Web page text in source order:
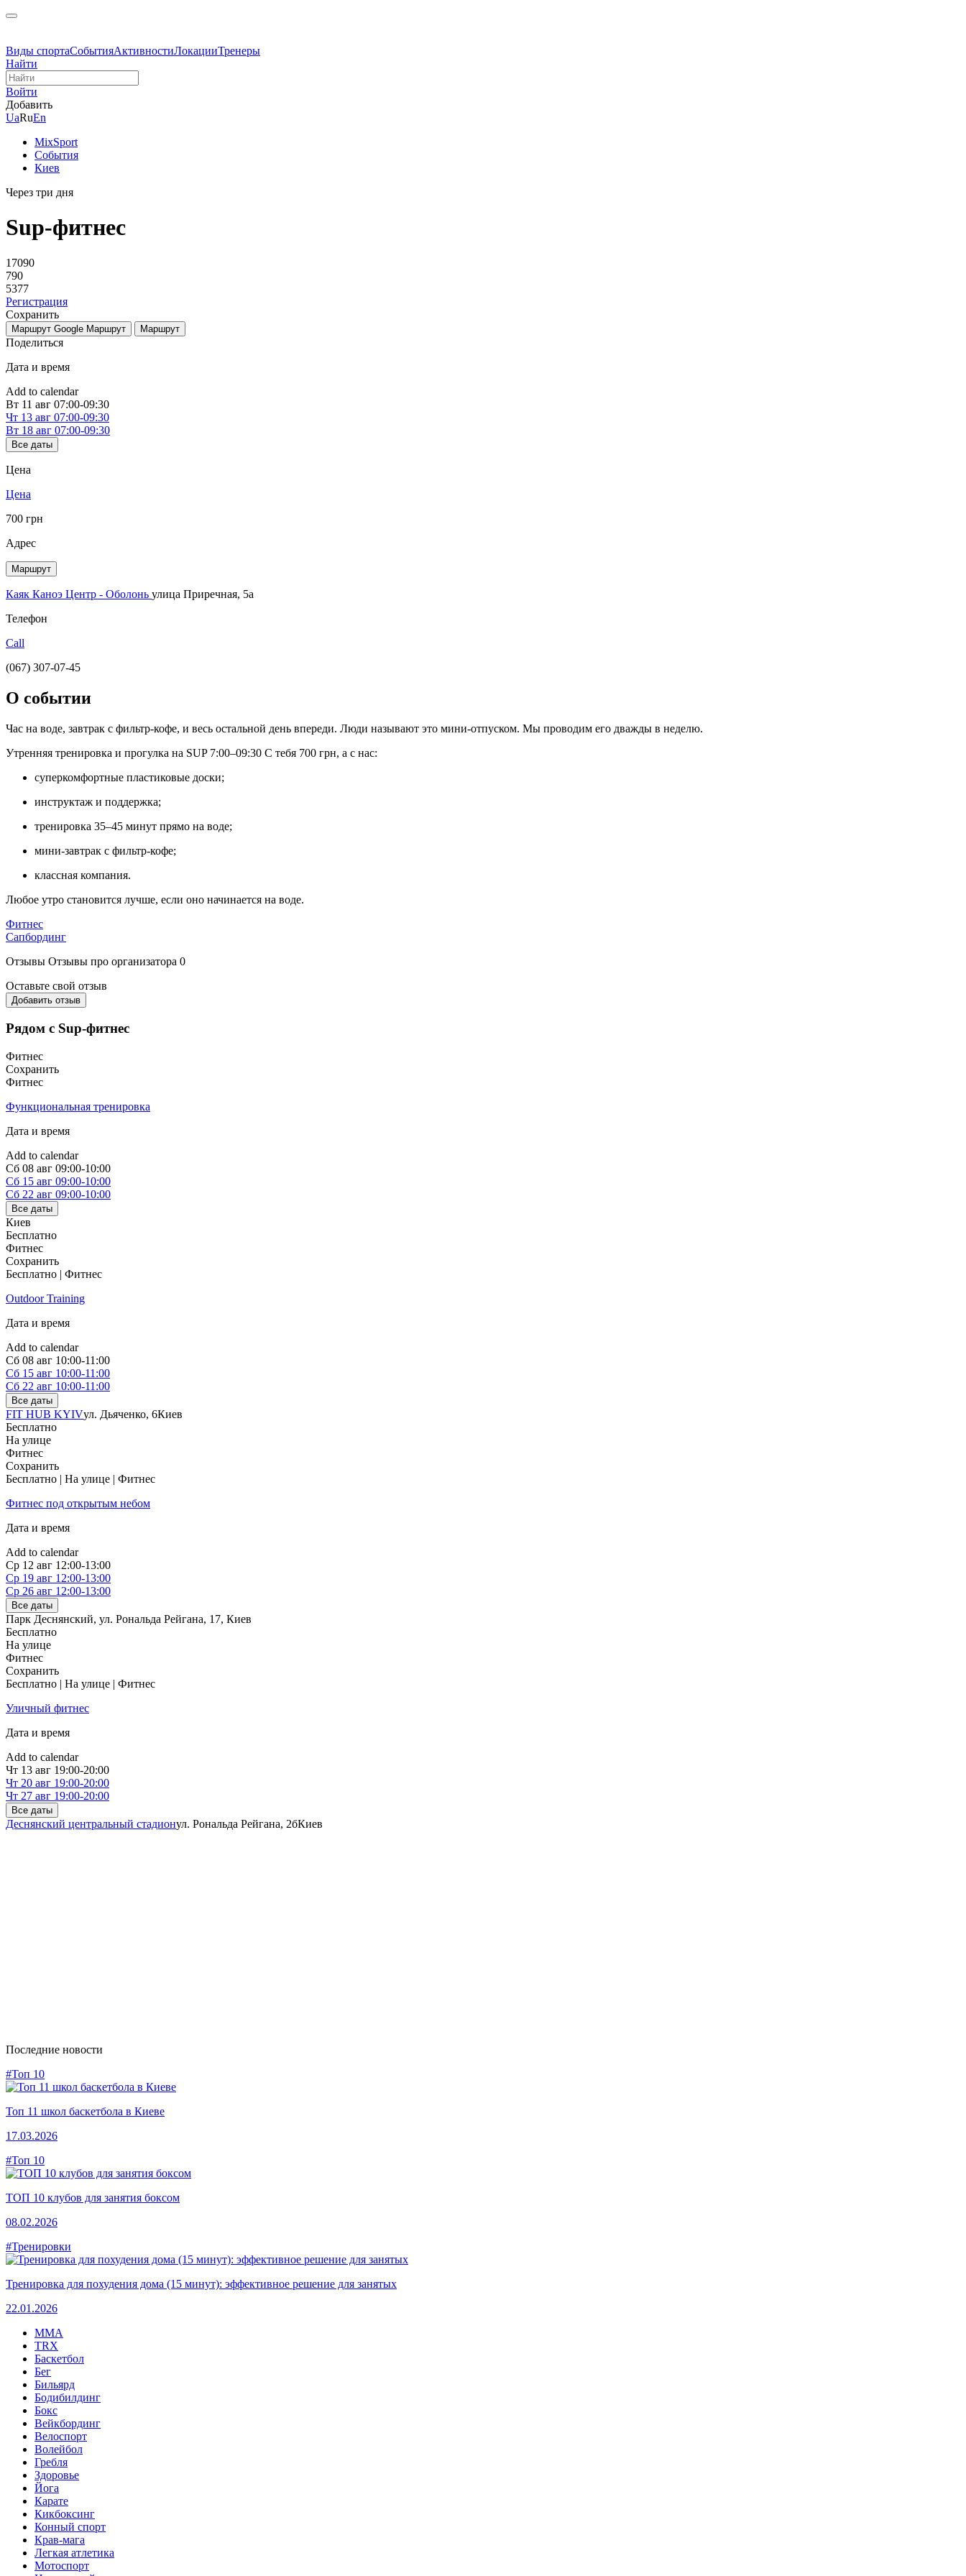
Виды спортаСобытияАктивностиЛокацииТренеры
Найти
Войти
Добавить
UaRuEn
MixSport
События
Киев
Через три дня
Sup-фитнес
17090
790
5377
Регистрация
Сохранить
Маршрут Google Маршрут Маршрут
Поделиться
Дата и время
Add to calendar
Вт 11 авг 07:00-09:30
Чт 13 авг 07:00-09:30
Вт 18 авг 07:00-09:30
Все даты
Цена
Цена
700 грн
Адрес
Маршрут
Каяк Каноэ Центр - Оболонь улица Приречная, 5а
Телефон
Call
(067) 307-07-45
О событии
Час на воде, завтрак с фильтр-кофе, и весь остальной день впереди. Люди называют это мини-отпуском. Мы проводим его дважды в неделю.
Утренняя тренировка и прогулка на SUP 7:00–09:30 С тебя 700 грн, а с нас:
суперкомфортные пластиковые доски;
инструктаж и поддержка;
тренировка 35–45 минут прямо на воде;
мини-завтрак с фильтр-кофе;
классная компания.
Любое утро становится лучше, если оно начинается на воде.
Фитнес
Сапбординг
Отзывы Отзывы про организатора 0
Оставьте свой отзыв
Добавить отзыв
Рядом с Sup-фитнес
Фитнес
Сохранить
Фитнес
Функциональная тренировка
Дата и время
Add to calendar
Сб 08 авг 09:00-10:00
Сб 15 авг 09:00-10:00
Сб 22 авг 09:00-10:00
Все даты
Киев
Бесплатно
Фитнес
Сохранить
Бесплатно | Фитнес
Outdoor Training
Дата и время
Add to calendar
Сб 08 авг 10:00-11:00
Сб 15 авг 10:00-11:00
Сб 22 авг 10:00-11:00
Все даты
FIT HUB KYIVул. Дьяченко, 6Киев
Бесплатно
На улице
Фитнес
Сохранить
Бесплатно | На улице | Фитнес
Фитнес под открытым небом
Дата и время
Add to calendar
Ср 12 авг 12:00-13:00
Ср 19 авг 12:00-13:00
Ср 26 авг 12:00-13:00
Все даты
Парк Деснянский, ул. Рональда Рейгана, 17, Киев
Бесплатно
На улице
Фитнес
Сохранить
Бесплатно | На улице | Фитнес
Уличный фитнес
Дата и время
Add to calendar
Чт 13 авг 19:00-20:00
Чт 20 авг 19:00-20:00
Чт 27 авг 19:00-20:00
Все даты
Деснянский центральный стадионул. Рональда Рейгана, 2бКиев
Последние новости
#Топ 10
Топ 11 школ баскетбола в Киеве
17.03.2026
#Топ 10
ТОП 10 клубов для занятия боксом
08.02.2026
#Тренировки
Тренировка для похудения дома (15 минут): эффективное решение для занятых
22.01.2026
MMA
TRX
Баскетбол
Бег
Бильярд
Бодибилдинг
Бокс
Вейкбординг
Велоспорт
Волейбол
Гребля
Здоровье
Йога
Карате
Кикбоксинг
Конный спорт
Крав-мага
Легкая атлетика
Мотоспорт